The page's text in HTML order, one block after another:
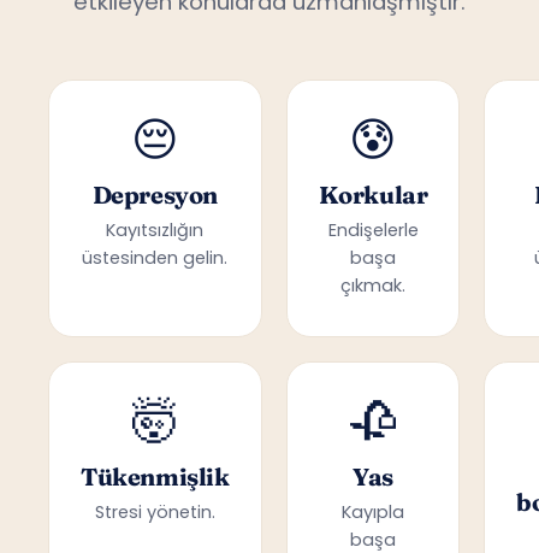
😔
Depresyon
Kayıtsızlığın
üstesinden gelin.
😰
Korkular
Endişelerle
başa
çıkmak.
🤯
Tükenmişlik
Stresi yönetin.
🥀
Yas
Kayıpla
başa